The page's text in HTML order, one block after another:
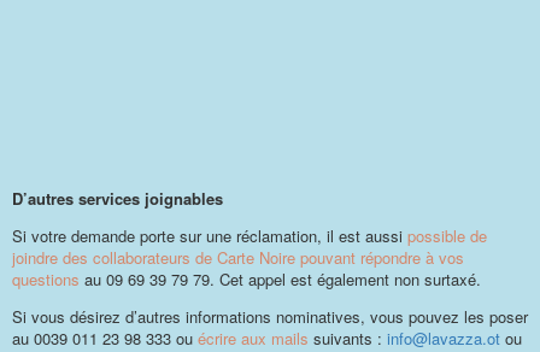
D’autres services joignables
Si votre demande porte sur une réclamation, il est aussi possible de
joindre des collaborateurs de Carte Noire pouvant répondre à vos
questions au 09 69 39 79 79. Cet appel est également non surtaxé.
Si vous désirez d’autres informations nominatives, vous pouvez les poser
au 0039 011 23 98 333 ou écrire aux mails suivants : info@lavazza.ot ou